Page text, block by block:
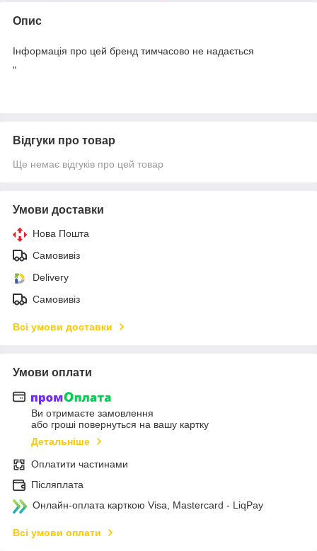
Опис
Інформація про цей бренд тимчасово не надається
"
Відгуки про товар
Ще немає відгуків про цей товар
Умови доставки
Нова Пошта
Самовивіз
Delivery
Самовивіз
Всі умови доставки
Умови оплати
Ви отримаєте замовлення
або гроші повернуться на вашу картку
Детальніше
Оплатити частинами
Післяплата
Онлайн-оплата карткою Visa, Mastercard - LiqPay
Всі умови оплати